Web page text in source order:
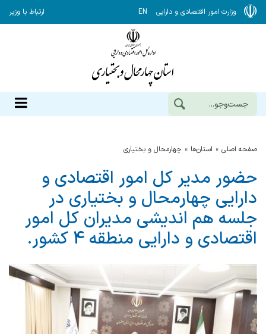
وزارت امور اقتصادی و دارایی EN ارتباط با وزیر
صفحه اصلی استان‌ها چهارمحال و بختياري
حضور مدیر كل امور اقتصادی و
دارایی چهارمحال و بختیاری در
جلسه هم اندیشی مدیران كل امور
اقتصادی و دارایی منطقه 4 كشور.